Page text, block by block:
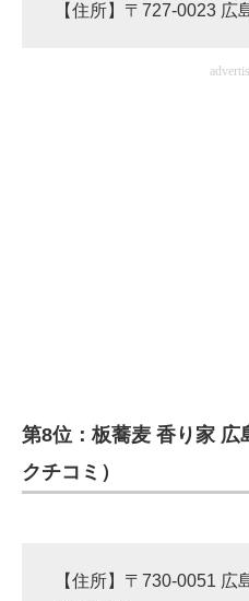
【住所】〒727-0023 広
第8位：板蕎麦 香り家
クチコミ）
【住所】〒730-0051